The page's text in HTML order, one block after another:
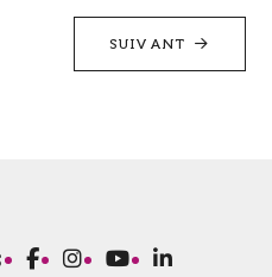
SUIVANT